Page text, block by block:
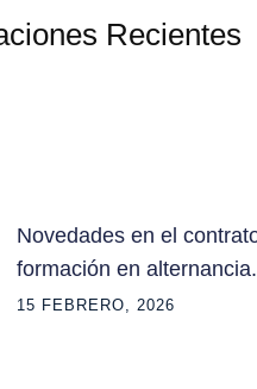
Recientes
Novedades en el
formación en alternancia.
15 FEBRERO, 2026